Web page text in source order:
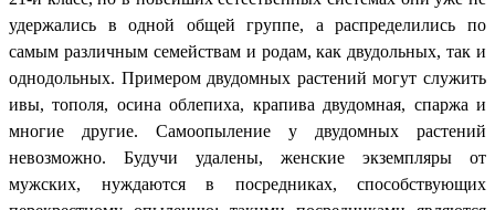
удержались в одной общей группе, а распределились по
самым различным семействам и родам, как двудольных, так и
однодольных. Примером двудомных растений могут служить
ивы, тополя, осина облепиха, крапива двудомная, спаржа и
многие другие. Самоопыление у двудомных растений
невозможно. Будучи удалены, женские экземпляры от
мужских, нуждаются в посредниках, способствующих